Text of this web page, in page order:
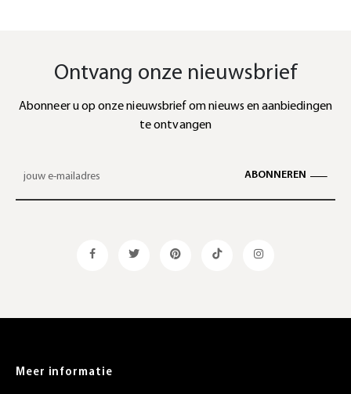
Ontvang onze nieuwsbrief
Abonneer u op onze nieuwsbrief om nieuws en aanbiedingen
te ontvangen
ABONNEREN
Meer informatie